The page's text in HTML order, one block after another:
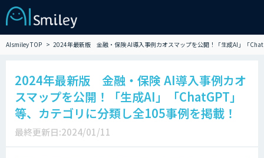
AIsmiley TOP 2024年最新版 金融・保険 AI導入事例カオスマップを公開！「生成AI」「
2024年最新版 金融・保険 AI導入事例カオ
スマップを公開！「生成AI」「ChatGPT」
等、カテゴリに分類し全105事例を掲載！
最終更新日:2024/01/11